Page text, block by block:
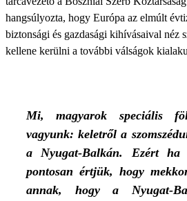
hangsúlyozta, hogy Európa az elmúlt
biztonsági és gazdasági kihívásaival néz
kellene kerülni a további válságok
Mi, magyarok speciális
vagyunk: keletről a
a Nyugat-Balkán. Ezért
pontosan értjük, hogy
annak, hogy a Nyugat-